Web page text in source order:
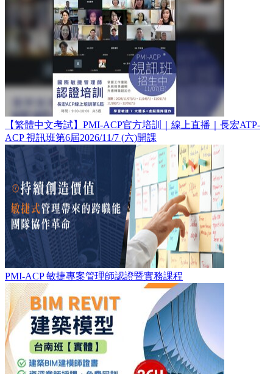
【繁體中文考試】PMI-ACP官方培訓｜線上直播｜長宏ATP-
ACP 視訊班第6屆2026/11/7 (六)開課
PMI-ACP 敏捷專案管理師認證暨實務課程